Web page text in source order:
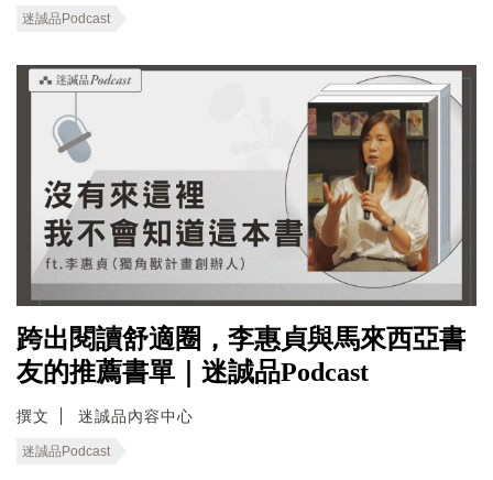
迷誠品Podcast
跨出閱讀舒適圈，李惠貞與馬來西亞書
友的推薦書單｜迷誠品Podcast
撰文 迷誠品內容中心
迷誠品Podcast